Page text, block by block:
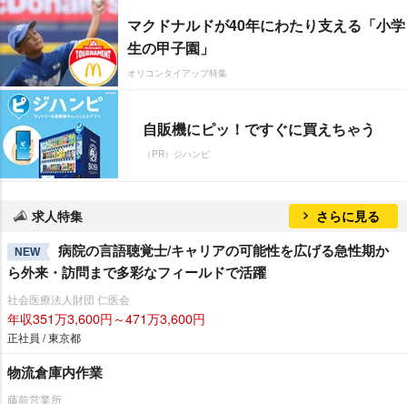
マクドナルドが40年にわたり支える「小学
生の甲子園」
オリコンタイアップ特集
自販機にピッ！ですぐに買えちゃう
（PR）ジハンピ
求人特集 さらに見る
NEW
病院の言語聴覚士/キャリアの可能性を広げる急性期か
ら外来・訪問まで多彩なフィールドで活躍
社会医療法人財団 仁医会
年収351万3,600円～471万3,600円
正社員 / 東京都
物流倉庫内作業
藤前営業所